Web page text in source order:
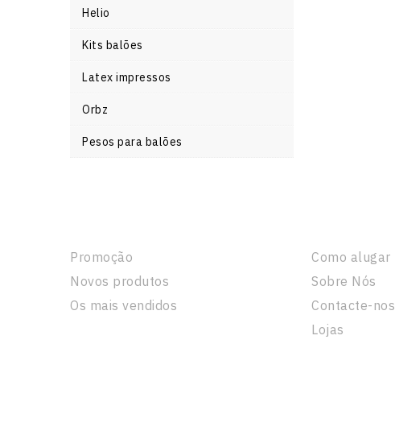
Helio
Kits balões
Latex impressos
Orbz
Pesos para balões
Promoção
Novos produtos
Os mais vendidos
Como alugar
Sobre Nós
Contacte-nos
Lojas